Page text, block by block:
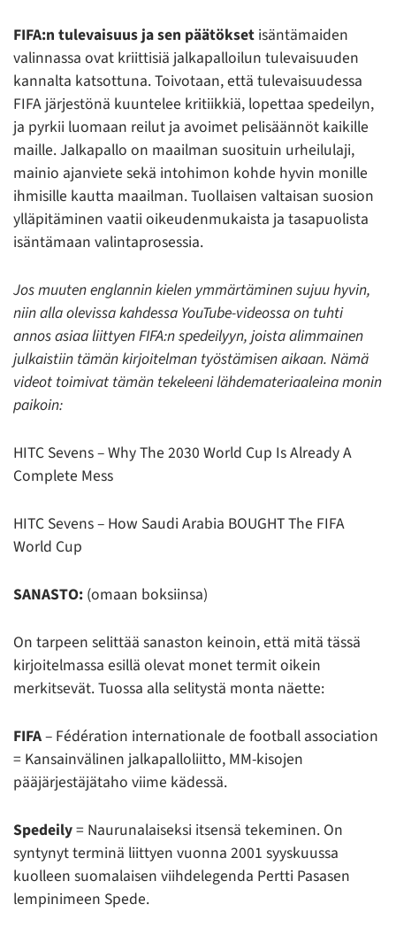
FIFA:n tulevaisuus ja sen päätökset isäntämaiden
valinnassa ovat kriittisiä jalkapalloilun tulevaisuuden
kannalta katsottuna. Toivotaan, että tulevaisuudessa
FIFA järjestönä kuuntelee kritiikkiä, lopettaa spedeilyn,
ja pyrkii luomaan reilut ja avoimet pelisäännöt kaikille
maille. Jalkapallo on maailman suosituin urheilulaji,
mainio ajanviete sekä intohimon kohde hyvin monille
ihmisille kautta maailman. Tuollaisen valtaisan suosion
ylläpitäminen vaatii oikeudenmukaista ja tasapuolista
isäntämaan valintaprosessia.
Jos muuten englannin kielen ymmärtäminen sujuu hyvin,
niinalla olevissakahdessa YouTube-videossa on tuhti
annos asiaa liittyen FIFA:n spedeilyyn, joista alimmainen
julkaistiin tämän kirjoitelman työstämisen aikaan. Nämä
videot toimivat tämän tekeleeni lähdemateriaaleina monin
paikoin:
HITC Sevens – Why The 2030 World Cup Is Already A
Complete Mess
HITC Sevens – How Saudi Arabia BOUGHT The FIFA
World Cup
SANASTO: (omaan boksiinsa)
On tarpeen selittää sanaston keinoin, että mitä tässä
kirjoitelmassa esillä olevat monet termit oikein
merkitsevät. Tuossa alla selitystä monta näette:
FIFA– Fédération internationale de football association
= Kansainvälinen jalkapalloliitto, MM-kisojen
pääjärjestäjätaho viime kädessä.
Spedeily= Naurunalaiseksi itsensä tekeminen. On
syntynyt terminä liittyen vuonna 2001 syyskuussa
kuolleen suomalaisen viihdelegenda Pertti Pasasen
lempinimeen Spede.